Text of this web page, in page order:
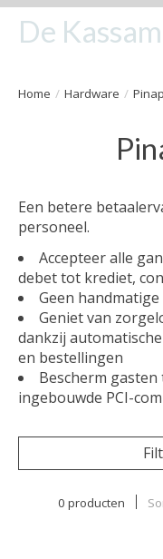
De
Home / Hardware /
Een betere
personeel.
Accepteeralle
debet tot krediet,
Geen
Geniet van
dankzij
en bestellingen
Bescherm
ingebouwde PCI-
0 producten